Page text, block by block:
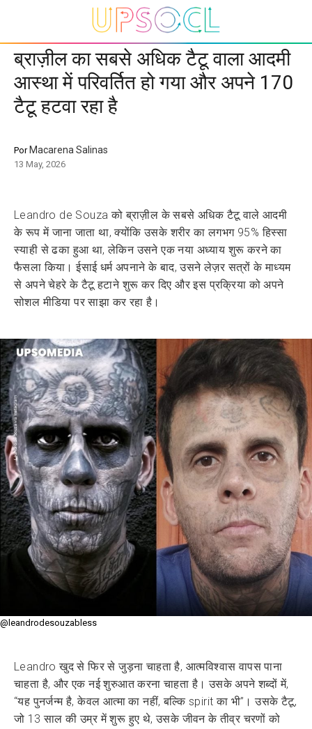
ब्राज़ील का सबसे अधिक टैटू वाला आदमी
आस्था में परिवर्तित हो गया और अपने 170
टैटू हटवा रहा है
Por Macarena Salinas
13 May, 2026
Leandro de Souza को ब्राज़ील के सबसे अधिक टैटू वाले आदमी
के रूप में जाना जाता था, क्योंकि उसके शरीर का लगभग 95% हिस्सा
स्याही से ढका हुआ था, लेकिन उसने एक नया अध्याय शुरू करने का
फैसला किया। ईसाई धर्म अपनाने के बाद, उसने लेज़र सत्रों के माध्यम
से अपने चेहरे के टैटू हटाने शुरू कर दिए और इस प्रक्रिया को अपने
सोशल मीडिया पर साझा कर रहा है।
@leandrodesouzabless
Leandro खुद से फिर से जुड़ना चाहता है, आत्मविश्वास वापस पाना
चाहता है, और एक नई शुरुआत करना चाहता है। उसके अपने शब्दों में,
“यह पुनर्जन्म है, केवल आत्मा का नहीं, बल्कि spirit का भी”। उसके टैटू,
जो 13 साल की उम्र में शुरू हुए थे, उसके जीवन के तीव्र चरणों को